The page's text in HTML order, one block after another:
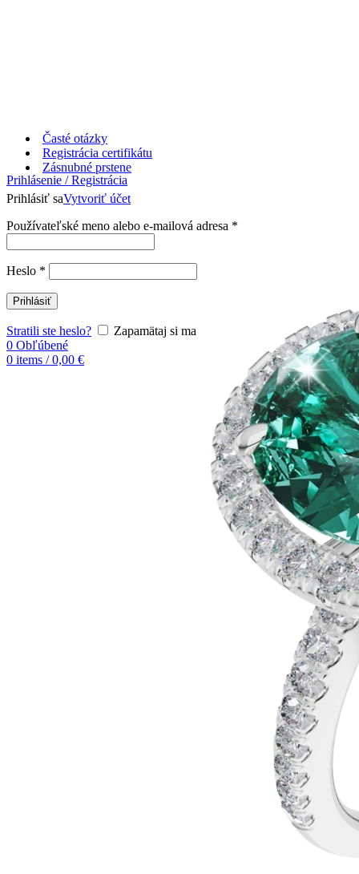
Časté otázky
Registrácia certifikátu
Prihlásenie / Registrácia
Prihlásiť saVytvoriť účet
Používateľské meno alebo e-mailová adresa *
Heslo *
Prihlásiť
Stratili ste heslo?
Zapamätaj si ma
0 Obľúbené
0 items / 0,00 €
Zásnubné prstene